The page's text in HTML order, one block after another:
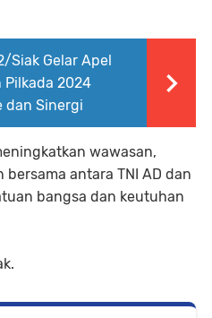
Siak Gelar Apel
Pilkada 2024
dan Sinergi
wawasan,
antara TNI AD dan
bangsa dan keutuhan